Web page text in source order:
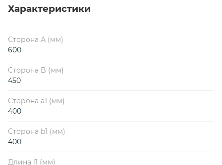
Характеристики
Сторона А (мм)
600
Сторона B (мм)
450
Сторона a1 (мм)
400
Сторона b1 (мм)
400
Длина l1 (мм)